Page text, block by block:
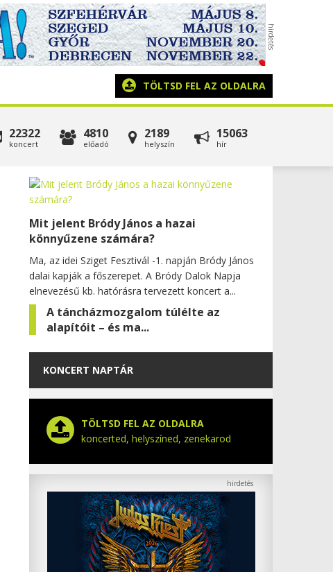
TÖLTSD FEL AZ OLDALRA
22322
koncert
4810
előadó
2189
helyszín
15063
hír
Mit jelent Bródy János a hazai
könnyűzene számára?
Ma, az idei Sziget Fesztivál -1. napján Bródy János
dalai kapják a főszerepet. A Bródy Dalok Napja
elnevezésű kb. hatórásra tervezett koncert a...
A táncházmozgalom túlélte az
alapítóit – és ma...
KONCERT NAPTÁR
TÖLTSD FEL AZ OLDALRA
koncerted, helyszíned, zenekarod